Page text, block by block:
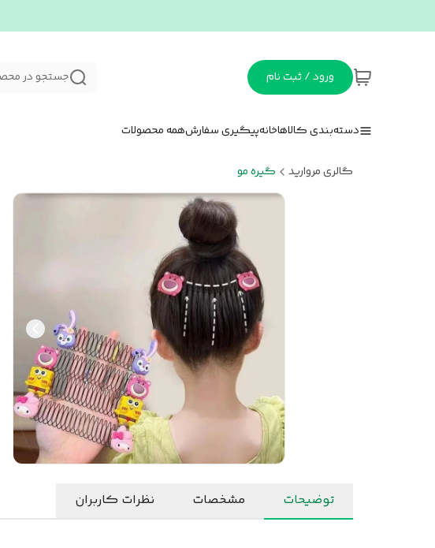
ورود / ثبت نام جستجو در
دسته‌بندی کالاهاخانهپیگیری سفارشهمه محصولات
گالری مروارید گیره مو
توضیحات مشخصات نظرات کاربران